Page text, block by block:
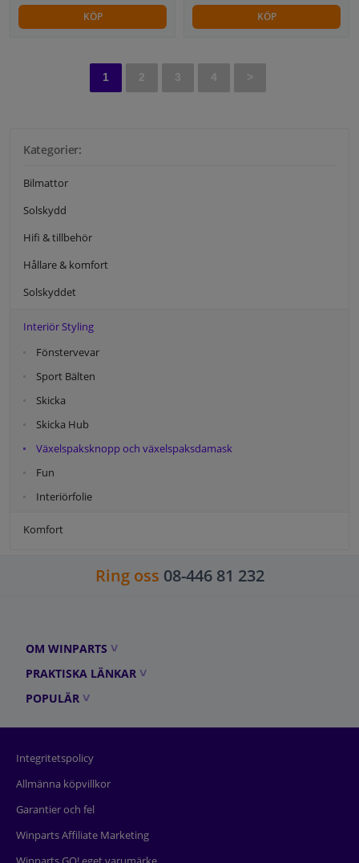
Kategorier:
Bilmattor
Solskydd
Hifi & tillbehör
Hållare & komfort
Solskyddet
Interiör Styling
Fönstervevar
Sport Bälten
Skicka
Skicka Hub
Växelspaksknopp och växelspaksdamask
Fun
Interiörfolie
Komfort
KÖP KÖP
1 2 3 4 >
Ring oss 08-446 81 232
OM WINPARTS
PRAKTISKA LÄNKAR
POPULÄR
Integritetspolicy
Allmänna köpvillkor
Garantier och fel
Winparts Affiliate Marketing